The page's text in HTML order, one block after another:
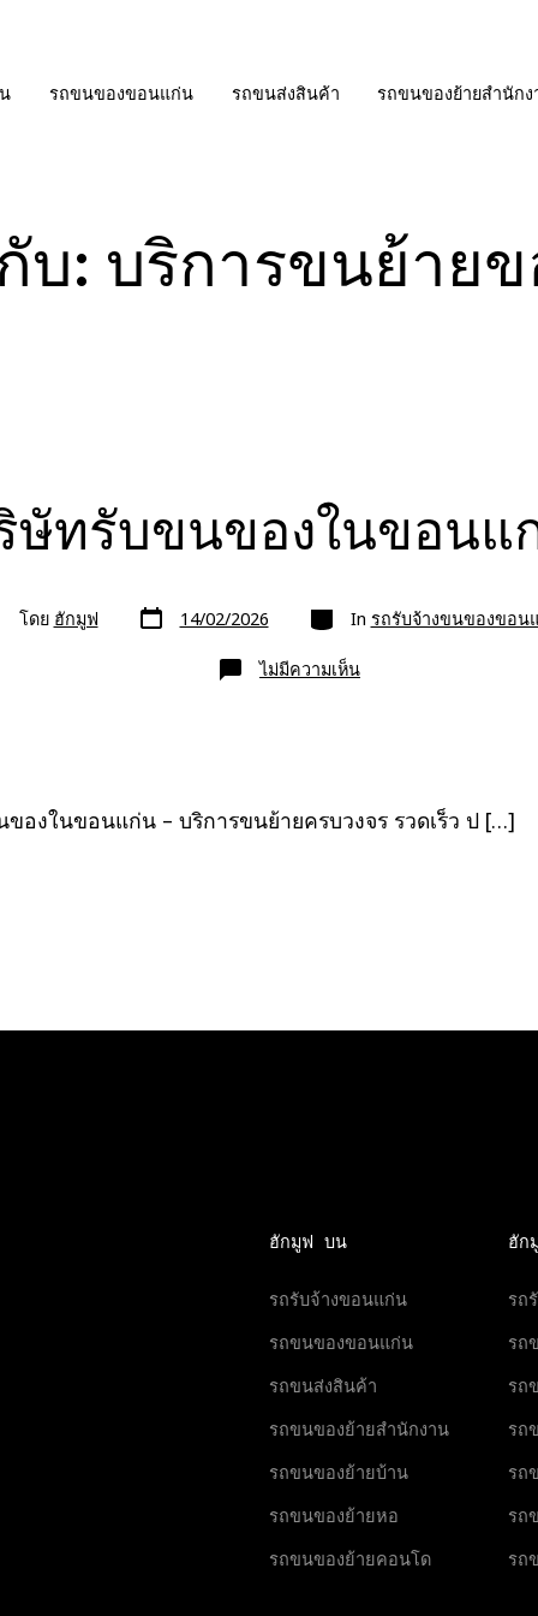
รถขนของขอนแก่น รถขนส่งสินค้า รถขนของย้ายสำนัก
บ: บริการขนย้าย
ษัทรับขนของในขอนแ
โดย ฮักมูฟ วัน
ที่ 14/02/2026 หมวด In รถรับจ้างขนของขอน
ไม่มีความเห็นบน
บริษัท
องในขอนแก่น – บริการขนย้ายครบวงจร รวดเร็ว ป […]
ฮักมูฟ บน
รถรับจ้างขอนแก่น
รถขนของขอนแก่น
รถขนส่งสินค้า
รถขนของย้ายสำนักงาน
รถขนของย้ายบ้าน
รถขนของย้ายหอ
รถขนของย้ายคอนโด
ฮัก
รถ
รถ
รถ
รถ
รถ
รถ
รถ